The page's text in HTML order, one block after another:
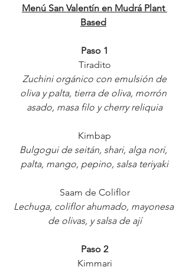
Menú San Valentín en Mudrá Plant
Based
Paso 1
Tiradito
Zuchini orgánico con emulsión de
oliva y palta, tierra de oliva, morrón
asado, masa filo y cherry reliquia
Kimbap
Bulgogui de seitán, shari, alga nori,
palta, mango, pepino, salsa teriyaki
Saam de Coliflor
Lechuga, coliflor ahumado, mayonesa
de olivas, y salsa de ají
Paso 2
Kimmari